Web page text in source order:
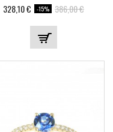
328,10 € -15% 386,00 €